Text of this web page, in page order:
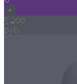
+
5 200
руб.